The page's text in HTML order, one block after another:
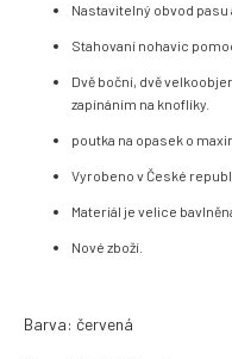
Nastavitelný obvod pasu
Stahovaní nohavic
Dvě boční, dvě
zapínáním na knoflíky.
poutka na opasek o
Vyrobeno v České
Materiál je velice
Nové zboží.
Barva: červená